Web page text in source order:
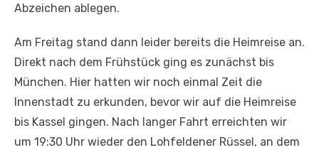
Abzeichen ablegen.
Am Freitag stand dann leider bereits die Heimreise an.
Direkt nach dem Frühstück ging es zunächst bis
München. Hier hatten wir noch einmal Zeit die
Innenstadt zu erkunden, bevor wir auf die Heimreise
bis Kassel gingen. Nach langer Fahrt erreichten wir
um 19:30 Uhr wieder den Lohfeldener Rüssel, an dem